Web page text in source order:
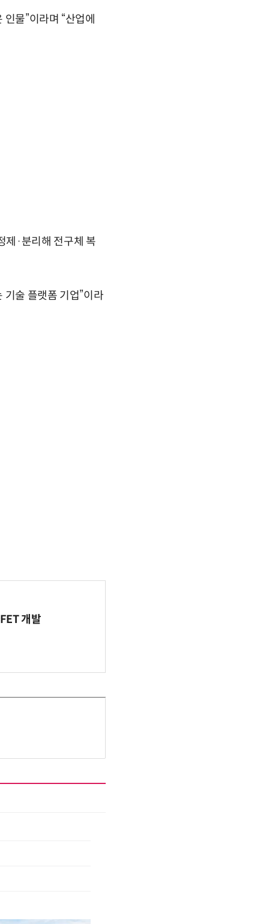
물”이라며 “산업에
제·분리해 전구체 복
기술 플랫폼 기업”이라
개발